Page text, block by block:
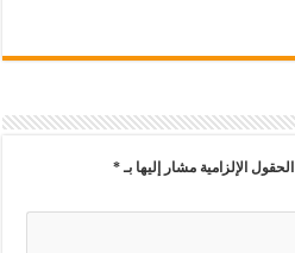
الحقول الإلزامية مشار إليها بـ*